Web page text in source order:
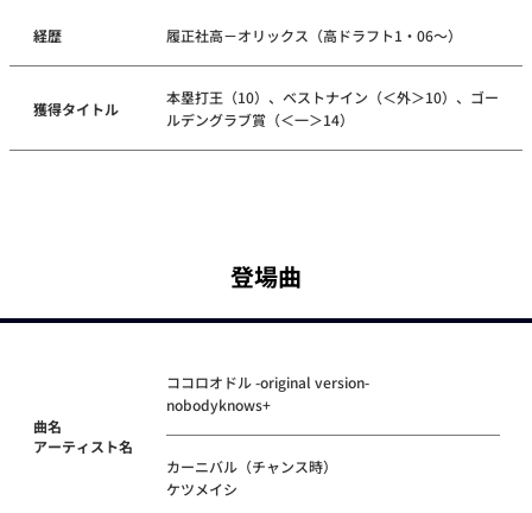
経歴 履正社高－オリックス（高ドラフト1・06～）
獲得タイトル
本塁打王（10）、ベストナイン（＜外＞10）、ゴー
ルデングラブ賞（＜一＞14）
登場曲
曲名
アーティスト名
ココロオドル -original version-
nobodyknows+
カーニバル（チャンス時）
ケツメイシ